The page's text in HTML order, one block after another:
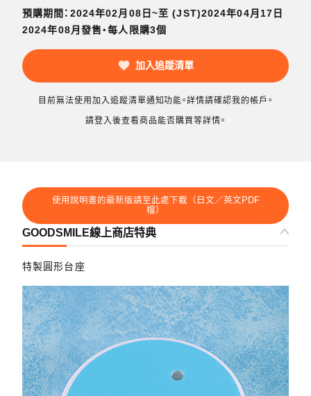
預購期間：2024年02月08日~至 (JST)2024年04月17日
2024年08月發售・每人限購3個
加入追蹤清單
目前無法使用加入追蹤清單通知功能。詳情請確認我的帳戶。
請登入後查看商品能否購買等詳情。
使用說明書的最新版請至此處下載（日文／英文PDF
檔）
GOODSMILE線上商店特典
特製圓形台座